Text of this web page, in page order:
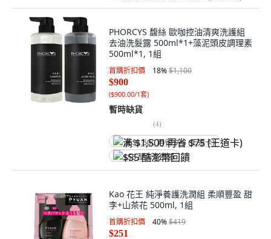
PHORCYS 馥絲 歐咖控油清爽洗護組
去油洗髮露 500ml*1+藻泥頭皮調理素
500ml*1, 1組
首購折扣價 18%$1,100
$900
($900.00/1套)
暫時缺貨
(4)
满 $1,500 再省 $75 (王道卡)
$55 酷澎幣回饋
Kao 花王 純淨養護洗潤組 柔順豐盈 甜
李+山茶花 500ml, 1組
首購折扣價 40%$419
$251